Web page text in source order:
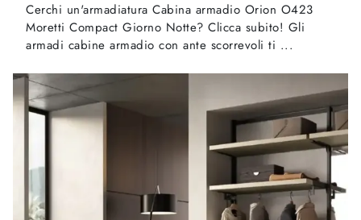
Cerchi un'armadiatura Cabina armadio Orion O423
Moretti Compact Giorno Notte? Clicca subito! Gli
armadi cabine armadio con ante scorrevoli ti ...